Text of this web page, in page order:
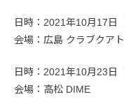
日時：2021年10月17日
会場：広島 クラブクア
日時：2021年10月23日
会場：高松 DIME